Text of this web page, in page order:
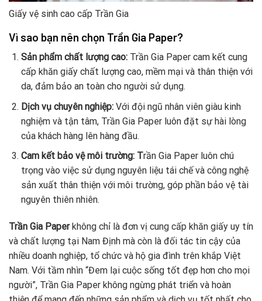
Giấy vệ sinh cao cấp Trần Gia
Vì sao bạn nên chọn Trần Gia Paper?
Sản phẩm chất lượng cao:Trần Gia Paper cam kết cung
cấp khăn giấy chất lượng cao, mềm mại và thân thiện với
da, đảm bảo an toàn cho người sử dụng.
Dịch vụ chuyên nghiệp: Với đội ngũ nhân viên giàu kinh
nghiệm và tận tâm, Trần Gia Paper luôn đặt sự hài lòng
của khách hàng lên hàng đầu.
Cam kết bảo vệ môi trường: Trần Gia Paper luôn chú
trọng vào việc sử dụng nguyên liệu tái chế và công nghệ
sản xuất thân thiện với môi trường, góp phần bảo vệ tài
nguyên thiên nhiên.
Trần Gia Paperkhông chỉ là đơn vị cung cấp khăn giấy uy tín
và chất lượng tại Nam Định mà còn là đối tác tin cậy của
nhiều doanh nghiệp, tổ chức và hộ gia đình trên khắp Việt
Nam. Với tầm nhìn “Đem lại cuộc sống tốt đẹp hơn cho mọi
người”, Trần Gia Paper không ngừng phát triển và hoàn